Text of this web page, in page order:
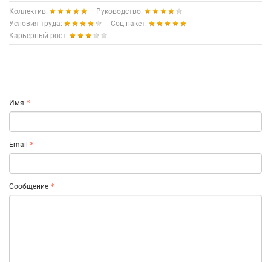
Коллектив:
Руководство:
Условия труда:
Соц.пакет:
Карьерный рост:
Имя
Email
Сообщение